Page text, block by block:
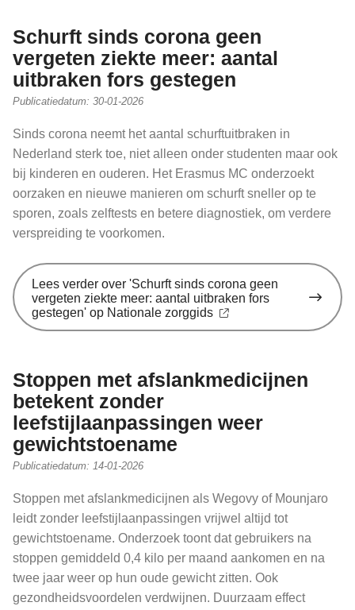
Schurft sinds corona geen
vergeten ziekte meer: aantal
uitbraken fors gestegen
Publicatiedatum: 30-01-2026
Sinds corona neemt het aantal schurftuitbraken in
Nederland sterk toe, niet alleen onder studenten maar ook
bij kinderen en ouderen. Het Erasmus MC onderzoekt
oorzaken en nieuwe manieren om schurft sneller op te
sporen, zoals zelftests en betere diagnostiek, om verdere
verspreiding te voorkomen.
Lees verderover 'Schurft sinds corona geen
vergeten ziekte meer: aantal uitbraken fors
gestegen' op Nationale zorggids
Stoppen met afslankmedicijnen
betekent zonder
leefstijlaanpassingen weer
gewichtstoename
Publicatiedatum: 14-01-2026
Stoppen met afslankmedicijnen als Wegovy of Mounjaro
leidt zonder leefstijlaanpassingen vrijwel altijd tot
gewichtstoename. Onderzoek toont dat gebruikers na
stoppen gemiddeld 0,4 kilo per maand aankomen en na
twee jaar weer op hun oude gewicht zitten. Ook
gezondheidsvoordelen verdwijnen. Duurzaam effect